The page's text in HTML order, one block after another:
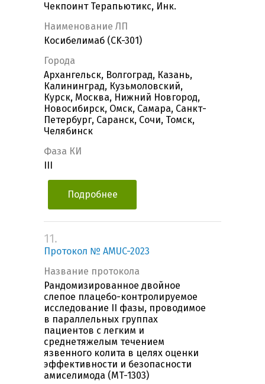
Чекпоинт Терапьютикс, Инк.
Наименование ЛП
Косибелимаб (CK-301)
Города
Архангельск, Волгоград, Казань,
Калининград, Кузьмоловский,
Курск, Москва, Нижний Новгород,
Новосибирск, Омск, Самара, Санкт-
Петербург, Саранск, Сочи, Томск,
Челябинск
Фаза КИ
Подробнее
11.
Протокол № AMUC-2023
Название протокола
Рандомизированное двойное
слепое плацебо-контролируемое
исследование II фазы, проводимое
в параллельных группах
пациентов с легким и
среднетяжелым течением
язвенного колита в целях оценки
эффективности и безопасности
амиселимода (MT-1303)